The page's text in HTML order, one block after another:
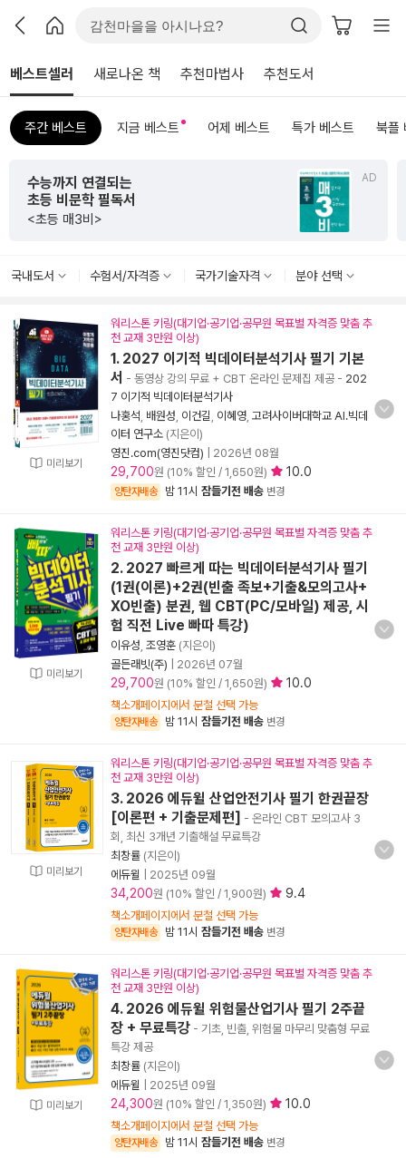
베스트셀러 새로나온 책 추천마법사 추천도서
주간 베스트 지금 베스트 어제 베스트 특가 베스트 북플
초판 한정 한지 제작본!
<그리하여 어느 날 사랑이여>
국내도서 수험서/자격증 국가기술자격 분야 선택
미리보기
워리스톤 키링(대기업·공기업·공무원 목표별 자격증 맞춤 추
천 교재 3만원 이상)
1. 2027 이기적 빅데이터분석기사 필기 기본
서 - 동영상 강의 무료 + CBT 온라인 문제집 제공 - 202
7 이기적 빅데이터분석기사
나홍석 배원성 이건길 이혜영 고려사이버대학교 AI.빅데
이터 연구소 (지은이)
영진.com(영진닷컴)
2026년 08월
29,700원 (10% 할인 / 1,650원) 10.0
양탄자배송 밤 11시 잠들기전 배송 변경
미리보기
워리스톤 키링(대기업·공기업·공무원 목표별 자격증 맞춤 추
천 교재 3만원 이상)
2. 2027 빠르게 따는 빅데이터분석기사 필기
(1권(이론)+2권(빈출 족보+기출&모의고사+
XO빈출) 분권, 웹 CBT(PC/모바일) 제공, 시
험 직전 Live 빠따 특강)
이유성 조영훈 (지은이)
골든래빗(주)
2026년 07월
29,700원 (10% 할인 / 1,650원) 10.0
책소개페이지에서 분철 선택 가능
양탄자배송 밤 11시 잠들기전 배송 변경
미리보기
워리스톤 키링(대기업·공기업·공무원 목표별 자격증 맞춤 추
천 교재 3만원 이상)
3. 2026 에듀윌 산업안전기사 필기 한권끝장
[이론편 + 기출문제편] - 온라인 CBT 모의고사 3
회, 최신 3개년 기출해설 무료특강
최창률 (지은이)
에듀윌
2025년 09월
34,200원 (10% 할인 / 1,900원) 9.4
책소개페이지에서 분철 선택 가능
양탄자배송 밤 11시 잠들기전 배송 변경
미리보기
워리스톤 키링(대기업·공기업·공무원 목표별 자격증 맞춤 추
천 교재 3만원 이상)
4. 2026 에듀윌 위험물산업기사 필기 2주끝
장 + 무료특강 - 기초, 빈출, 위험물 마무리 맞춤형 무료
특강 제공
최창률 (지은이)
에듀윌
2025년 09월
24,300원 (10% 할인 / 1,350원) 10.0
책소개페이지에서 분철 선택 가능
양탄자배송 밤 11시 잠들기전 배송 변경